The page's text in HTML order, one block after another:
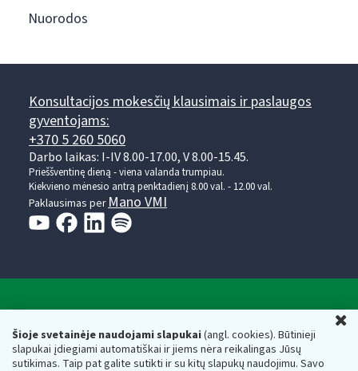
Šioje svetainėje naudojami slapukai(angl. cookies). Būtinieji
slapukai įdiegiami automatiškai ir jiems nėra reikalingas Jūsų
sutikimas. Taip pat galite sutikti ir su kitų slapukų naudojimu. Savo
Nuorodos
Konsultacijos mokesčių klausimais ir paslaugos
gyventojams:
+370 5 260 5060
Darbo laikas: I-IV 8.00-17.00, V 8.00-15.45.
Prieššventinę dieną - viena valanda trumpiau.
Kiekvieno mėnesio antrą penktadienį 8.00 val. - 12.00 val.
Paklausimas per Mano VMI
Respublikos finansų ministerijos
Biudžetinė įstaiga. Juridinio asmens kodas — 188659752,